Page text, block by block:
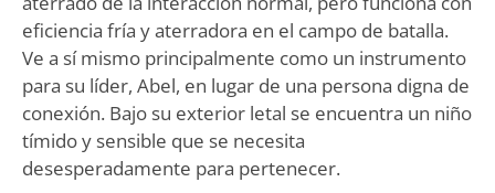
eficiencia fría y aterradora en el campo de batalla.
Ve a sí mismo principalmente como un instrumento
para su líder, Abel, en lugar de una persona digna de
conexión. Bajo su exterior letal se encuentra un niño
tímido y sensible que se necesita
desesperadamente para pertenecer.